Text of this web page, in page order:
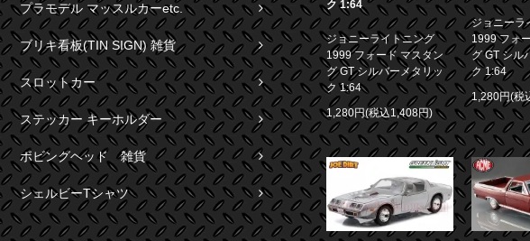
プラモデル マッスルカーetc.
ブリキ看板(TIN SIGN) 雑貨
スロットカー
ステッカー キーホルダー
ボビングヘッド 雑貨
シェルビーTシャツ
ク 1:64
ジョニーライトニング
1999 フォード マスタン
グ GT シルバーメタリッ
ク 1:64
1,280円(税込1,408円)
ジョニーラ
1999 フォ
グ GT シル
ク 1:64
1,280円(税